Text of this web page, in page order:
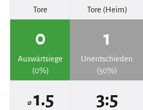
Tore Tore (Heim)
0
Auswärtsiege
(0%)
1
Unentschieden
(50%)
⌀ 1.5 3:5